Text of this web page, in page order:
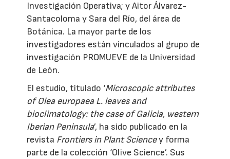
Investigación Operativa; y Aitor Álvarez-
Santacoloma y Sara del Río, del área de
Botánica. La mayor parte de los
investigadores están vinculados al grupo de
investigación PROMUEVE de la Universidad
de León.
El estudio, titulado ‘Microscopic attributes
of Olea europaea L. leaves and
bioclimatology: the case of Galicia, western
Iberian Peninsula’, ha sido publicado en la
revista Frontiers in Plant Sciencey forma
parte de la colección ‘Olive Science’. Sus